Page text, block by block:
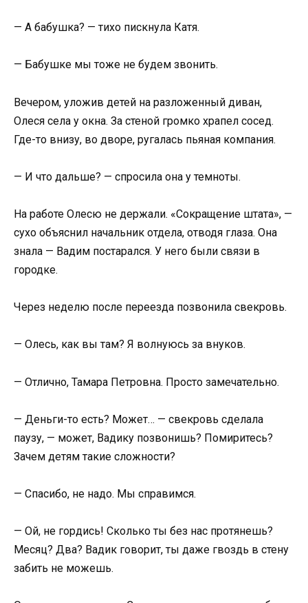
— А бабушка? — тихо пискнула Катя.
— Бабушке мы тоже не будем звонить.
Вечером, уложив детей на разложенный диван,
Олеся села у окна. За стеной громко храпел сосед.
Где-то внизу, во дворе, ругалась пьяная компания.
— И что дальше? — спросила она у темноты.
На работе Олесю не держали. «Сокращение штата», —
сухо объяснил начальник отдела, отводя глаза. Она
знала — Вадим постарался. У него были связи в
городке.
Через неделю после переезда позвонила свекровь.
— Олесь, как вы там? Я волнуюсь за внуков.
— Отлично, Тамара Петровна. Просто замечательно.
— Деньги-то есть? Может… — свекровь сделала
паузу, — может, Вадику позвонишь? Помиритесь?
Зачем детям такие сложности?
— Спасибо, не надо. Мы справимся.
— Ой, не гордись! Сколько ты без нас протянешь?
Месяц? Два? Вадик говорит, ты даже гвоздь в стену
забить не можешь.